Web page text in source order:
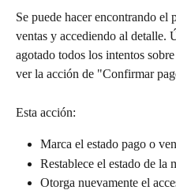
Se puede hacer encontrando el
ventas y accediendo al detalle.
agotado todos los intentos
ver la acción de "Confirmar
Esta acción:
Marca el estado pago o
Restablece el estado de la
Otorga nuevamente el